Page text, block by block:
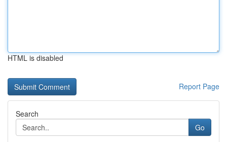
HTML is disabled
Report Page
Search
Go